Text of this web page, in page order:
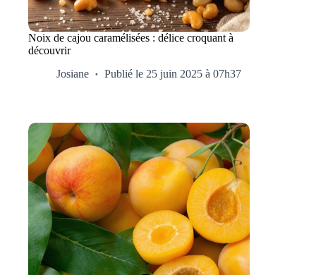
Noix de cajou caramélisées : délice croquant à
découvrir
Josiane
Publié le 25 juin 2025 à 07h37